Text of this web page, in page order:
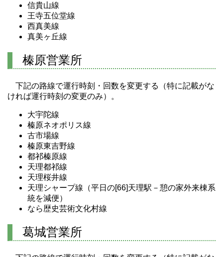
信貴山線
王寺五位堂線
西真美線
真美ヶ丘線
榛原営業所
下記の路線で運行時刻・回数を変更する（特に記載がな
ければ運行時刻の変更のみ）。
大宇陀線
榛原ネオポリス線
古市場線
榛原東吉野線
都祁榛原線
天理都祁線
天理桜井線
天理シャープ線（平日の[66]天理駅－憩の家外来棟系
統を減便）
なら歴史芸術文化村線
葛城営業所